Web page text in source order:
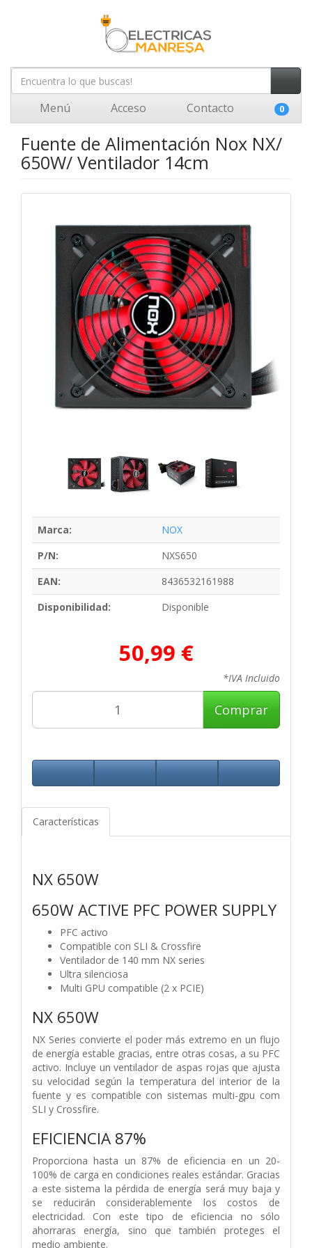
Menú Acceso Contacto 0
Fuente de Alimentación Nox NX/
650W/ Ventilador 14cm
Marca:
NOX
P/N:
NXS650
EAN:
8436532161988
Disponibilidad:
Disponible
50,99 €
*IVA Incluido
Comprar
Características
NX 650W
650W ACTIVE PFC POWER SUPPLY
PFC activo
Compatible con SLI & Crossfire
Ventilador de 140 mm NX series
Ultra silenciosa
Multi GPU compatible (2 x PCIE)
NX 650W
NX Series convierte el poder más extremo en un flujo
de energía estable gracias, entre otras cosas, a su PFC
activo. Incluye un ventilador de aspas rojas que ajusta
su velocidad según la temperatura del interior de la
fuente y es compatible con sistemas multi-gpu com
SLI y Crossfire.
EFICIENCIA 87%
Proporciona hasta un 87% de eficiencia en un 20-
100% de carga en condiciones reales estándar. Gracias
a este sistema la pérdida de energía será muy baja y
se reducirán considerablemente los costos de
electricidad. Con este tipo de eficiencia no sólo
ahorraras energía, sino que también proteges el
medio ambiente.